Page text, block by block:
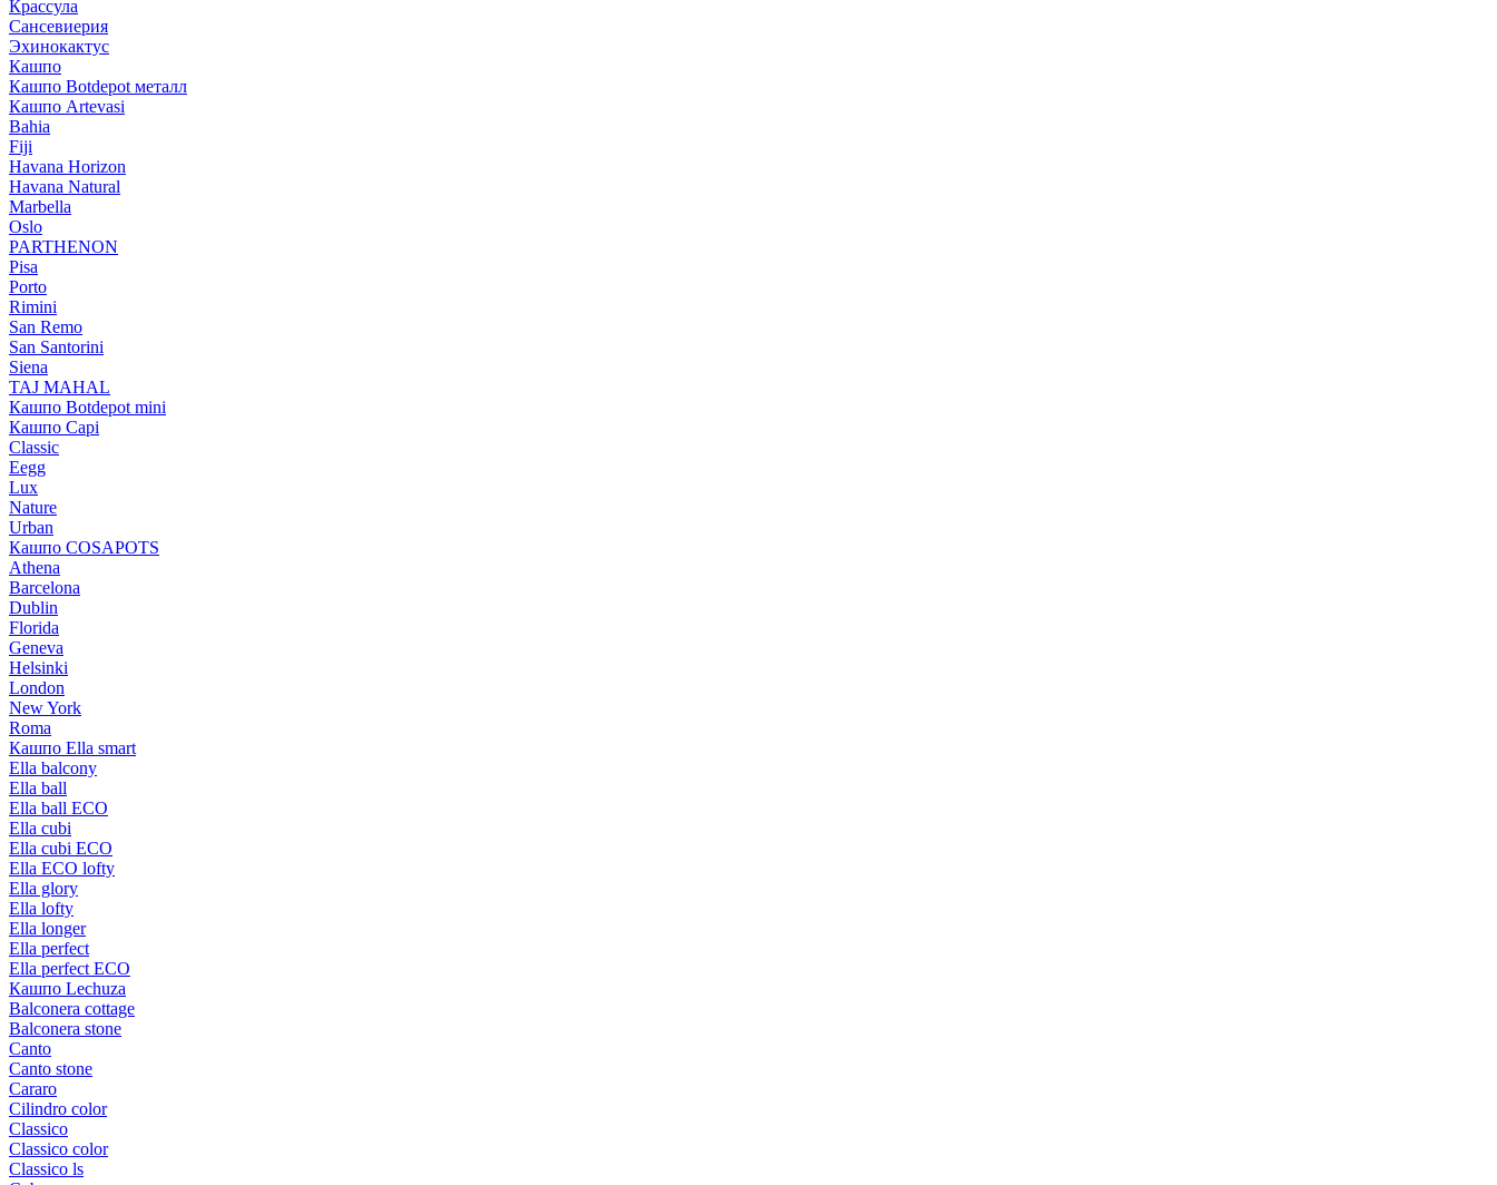
Крассула
Сансевиерия
Эхинокактус
Кашпо
Кашпо Botdepot металл
Кашпо Artevasi
Bahia
Fiji
Havana Horizon
Havana Natural
Marbella
Oslo
PARTHENON
Pisa
Porto
Rimini
San Remo
San Santorini
Siena
TAJ MAHAL
Кашпо Botdepot mini
Кашпо Capi
Classic
Eegg
Lux
Nature
Urban
Кашпо COSAPOTS
Athena
Barcelona
Dublin
Florida
Geneva
Helsinki
London
New York
Roma
Кашпо Ella smart
Ella balcony
Ella ball
Ella ball ECO
Ella cubi
Ella cubi ECO
Ella ECO lofty
Ella glory
Ella lofty
Ella longer
Ella perfect
Ella perfect ECO
Кашпо Lechuza
Balconera cottage
Balconera stone
Canto
Canto stone
Cararo
Cilindro color
Classico
Classico color
Classico ls